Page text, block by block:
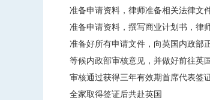
准备申请资料，律师准备相关法律文
准备申请资料，撰写商业计划书，律
准备好所有申请文件，向英国内政部
等候内政部审核意见，并做好前往英
审核通过获得三年有效期首席代表签
全家取得签证后共赴英国